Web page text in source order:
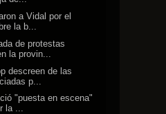
a Vidal por el
la b...
de protestas
la provin...
descreen de las
p...
"puesta en escena"
la ...